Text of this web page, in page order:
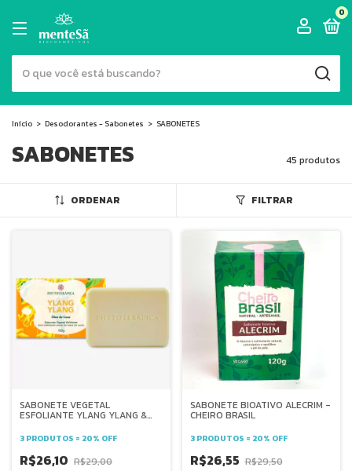
0
Início > Desodorantes - Sabonetes > SABONETES
SABONETES 45 produtos
ORDENAR FILTRAR
SABONETE VEGETAL
ESFOLIANTE YLANG YLANG &
PHYTOTERÁPICA
3 PRODUTOS = 20% OFF
R$26,10 R$29,00
SABONETE BIOATIVO ALECRIM -
CHEIRO BRASIL
3 PRODUTOS = 20% OFF
R$26,55 R$29,50